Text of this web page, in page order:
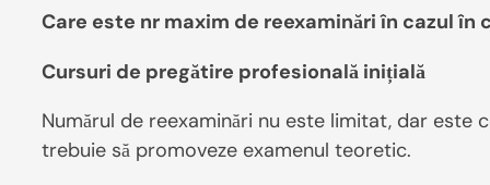
Care este nr maxim de reexaminări în cazul
Cursuri de pregătire profesională inițială
Numărul de reexaminări nu este limitat, dar este
trebuie să promoveze examenul teoretic.